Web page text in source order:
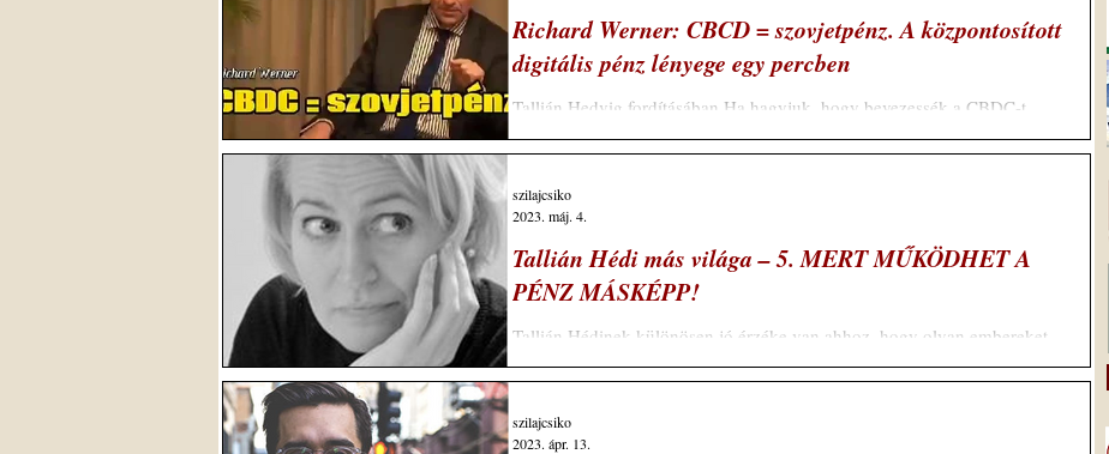
Richard Werner: CBCD = szovjetpénz. A központosított
digitális pénz lényege egy percben
Tallián Hedvig fordításában Ha hagyjuk, hogy bevezessék a CBDC-t,
szovjet típusú gazdaságot kapunk. Mert a központi banki digitális...
Tallián Hédi más világa – 5. MERT MŰKÖDHET A
PÉNZ MÁSKÉPP!
Tallián Hédinek különösen jó érzéke van ahhoz, hogy olyan embereket
szólaltasson meg, akik a világot nem a megszokott módon, főáramú...
szilajcsiko
2023. máj. 4.
szilajcsiko
2023. ápr. 13.